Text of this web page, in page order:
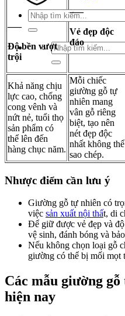
Tìm
kiếm:
Tìm
kiếm:
—–
Độ bền vượt
trội
—–
Vẻ đẹp độc
đáo
Khả năng chịu
lực cao, chống
cong vênh và
nứt nẻ, tuổi thọ
sản phẩm có
thể lên đến
hàng chục năm.
Mỗi chiếc
giường gỗ tự
nhiên mang
vân gỗ riêng
biệt, tạo nên
nét đẹp độc
nhất không thể
sao chép.
Nhược điểm cần lưu ý
Giường gỗ tự nhiên có
việc sản xuất nội thất, di
Để giữ được vẻ đẹp và
vệ sinh, đánh bóng và
Nếu không chọn loại gỗ
giường có thể bị mối mọt
Các mẫu giường
hiện nay